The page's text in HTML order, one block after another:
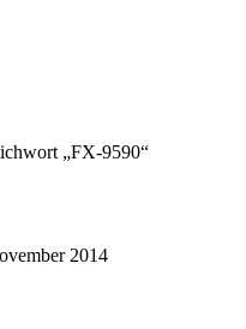
„FX-9590“
2014